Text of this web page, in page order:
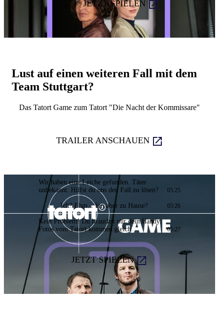
JETZT SPIELEN
Lust auf einen weiteren Fall mit dem
Team Stuttgart?
Das Tatort Game zum Tatort "Die Nacht der Kommissare"
TRAILER ANSCHAUEN
Wir haben eine Leiche gefunden. Täter
unbekannt. Hilfst du uns den Fall zu lösen?
05:25
Ich? Ehm... bin aber zu Hause? 05:26
Kein Problem! Du brauchst nur dein Handy.
Fotos vom Tatort kommen gleich.
05:27
JETZT SPIELEN